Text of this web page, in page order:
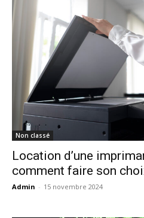
Non classé
Location d’une
comment faire son
Admin - 15 novembre 2024